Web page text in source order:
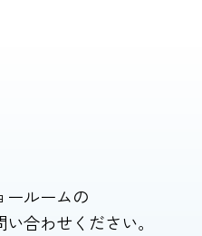
ールームの
合わせください。